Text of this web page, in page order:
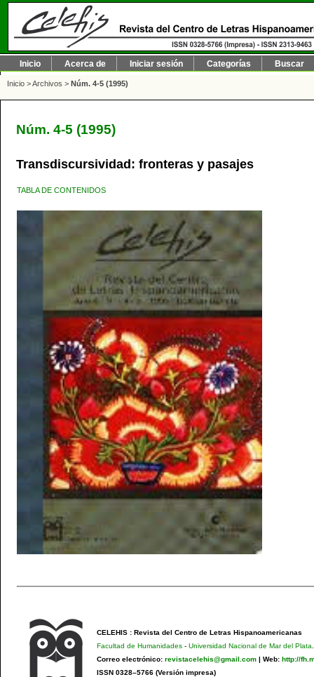
Inicio Acerca de Iniciar sesión Categorías Buscar
Inicio >Archivos > Núm. 4-5 (1995)
Núm. 4-5 (1995)
Transdiscursividad: fronteras y pasajes
TABLA DE CONTENIDOS
CELEHIS : Revista del Centro de Letras Hispanoamericanas
Facultad de Humanidades- Universidad Nacional de Mar del Plata.
Correo electrónico: revistacelehis@gmail.com| Web: http://
ISSN 0328–5766 (Versión impresa)